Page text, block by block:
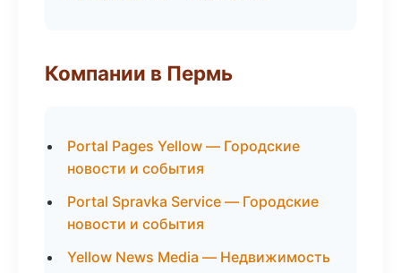
Компании в Пермь
Portal Pages Yellow — Городские
новости и события
Portal Spravka Service — Городские
новости и события
Yellow News Media — Недвижимость